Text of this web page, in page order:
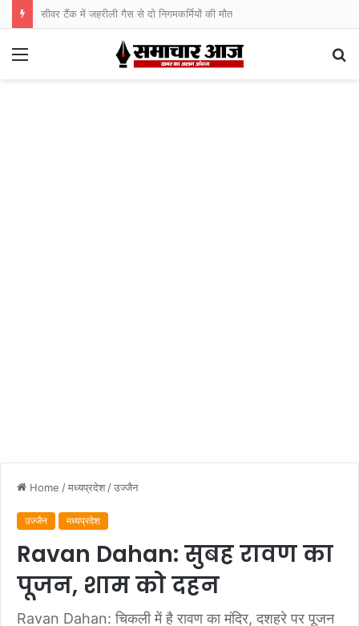
सीवर टैंक में जहरीली गैस से दो निगमकर्मियों की मौत
Menu
Home /मध्यप्रदेश /उज्जैन
उज्जैन मध्यप्रदेश
Ravan Dahan: सुबह रावण का
पूजन, शाम को दहन
Ravan Dahan: चिकली में है रावण का मंदिर, दशहरे पर पूजन